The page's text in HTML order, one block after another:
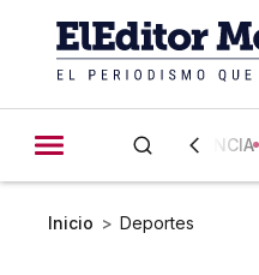
CIENCIA
Inicio > Deportes